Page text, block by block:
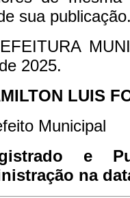
sua
2025.
LUIS
Municipal
e
na